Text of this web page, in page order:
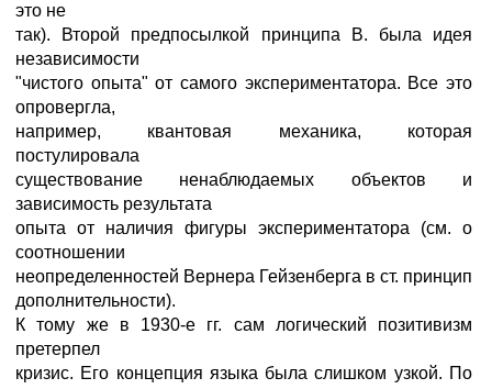
это не
так). Второй предпосылкой принципа В. была идея
независимости
"чистого опыта" от самого экспериментатора. Все это
опровергла,
например, квантовая механика, которая
постулировала
существование ненаблюдаемых объектов и
зависимость результата
опыта от наличия фигуры экспериментатора (см. о
соотношении
неопределенностей Вернера Гейзенберга в ст. принцип
дополнительности).
К тому же в 1930-е гг. сам логический позитивизм
претерпел
кризис. Его концепция языка была слишком узкой. По